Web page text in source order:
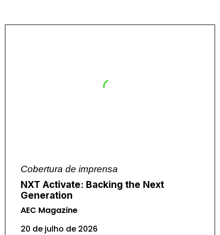
Cobertura de imprensa
NXT Activate: Backing the Next
Generation
AEC Magazine
20 de julho de 2026